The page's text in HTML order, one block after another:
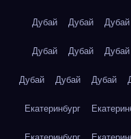
Дубай Дубай Дубай
Дубай Дубай Дубай
Дубай Дубай Дубай
Екатеринбург